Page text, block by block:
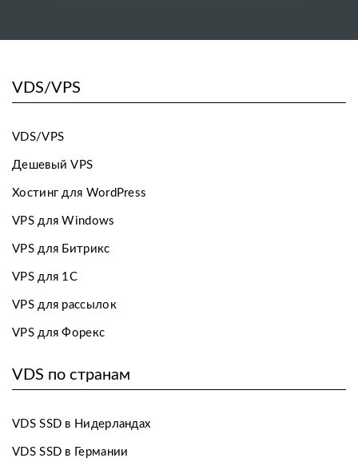
VDS/VPS
VDS/VPS
Дешевый VPS
Хостинг для WordPress
VPS для Windows
VPS для Битрикс
VPS для 1С
VPS для рассылок
VPS для Форекс
VDS по странам
VDS SSD в Нидерландах
VDS SSD в Германии